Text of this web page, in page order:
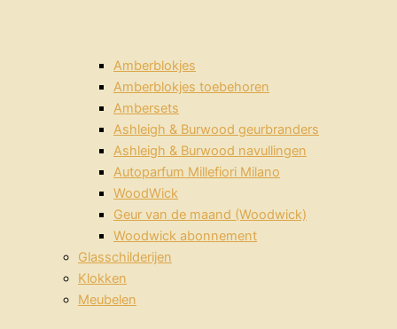
Amberblokjes
Amberblokjes toebehoren
Ambersets
Ashleigh & Burwood geurbranders
Ashleigh & Burwood navullingen
Autoparfum Millefiori Milano
WoodWick
Geur van de maand (Woodwick)
Woodwick abonnement
Glasschilderijen
Klokken
Meubelen